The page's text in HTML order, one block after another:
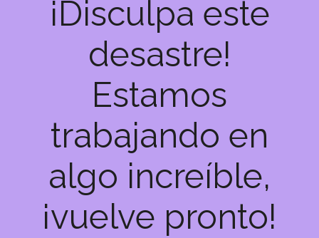
¡Disculpa este
desastre!
Estamos
trabajando en
algo increíble,
¡vuelve pronto!